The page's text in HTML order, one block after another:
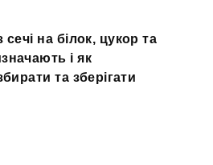
на білок, цукор та
і як
та зберігати